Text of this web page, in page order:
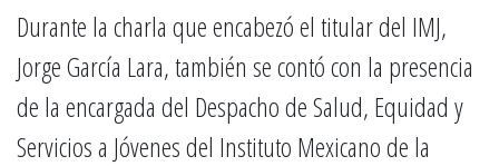
Durante la charla que encabezó el titular del IMJ,
Jorge García Lara, también se contó con la presencia
de la encargada del Despacho de Salud, Equidad y
Servicios a Jóvenes del Instituto Mexicano de la